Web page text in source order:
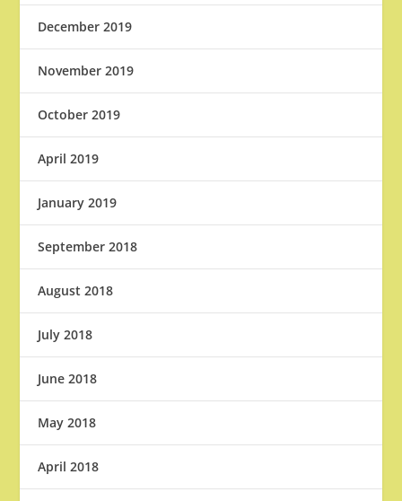
December 2019
November 2019
October 2019
April 2019
January 2019
September 2018
August 2018
July 2018
June 2018
May 2018
April 2018